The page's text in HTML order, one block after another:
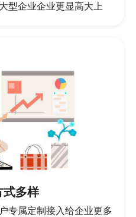
型企业企业更显高大上
式多样
专属定制接入给企业更多